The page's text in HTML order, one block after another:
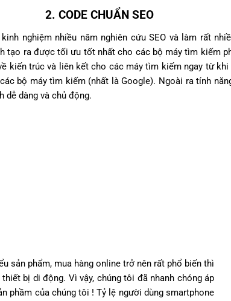
2. CODE CHUẨN SEO
nghiệm nhiều năm nghiên cứu SEO và làm rất
tạo ra được tối ưu tốt nhất cho các bộ máy tìm kiếm
kiến trúc và liên kết cho các máy tìm kiếm ngay từ
bộ máy tìm kiếm (nhất là Google). Ngoài ra tính
dễ dàng và chủ động.
sản phẩm, mua hàng online trở nên rất phổ biến thì
bị di động. Vì vậy, chúng tôi đã nhanh chóng áp
phầm của chúng tôi ! Tỷ lệ người dùng smartphone